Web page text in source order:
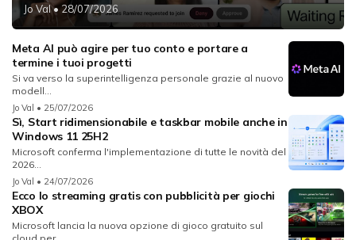
Jo Val• 28/07/2026
Meta AI può agire per tuo conto e portare a
termine i tuoi progetti
Si va verso la superintelligenza personale grazie al nuovo
modell...
Jo Val • 25/07/2026
Sì, Start ridimensionabile e taskbar mobile anche in
Windows 11 25H2
Microsoft conferma l'implementazione di tutte le novità del
2026...
Jo Val • 24/07/2026
Ecco lo streaming gratis con pubblicità per giochi
XBOX
Microsoft lancia la nuova opzione di gioco gratuito sul